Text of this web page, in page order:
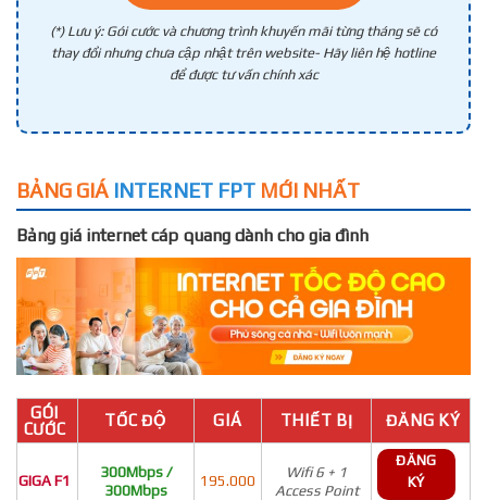
(*) Lưu ý: Gói cước và chương trình khuyến mãi từng tháng sẽ có
thay đổi nhưng chưa cập nhật trên website- Hãy liên hệ hotline
để được tư vấn chính xác
BẢNG GIÁ INTERNET FPT MỚI NHẤT
Bảng giá internet cáp quang dành cho gia đình
GÓI
CƯỚC
TỐC ĐỘ GIÁ THIẾT BỊ ĐĂNG KÝ
GIGA F1
300Mbps /
300Mbps
195.000
Wifi 6 + 1
Access Point
ĐĂNG
KÝ